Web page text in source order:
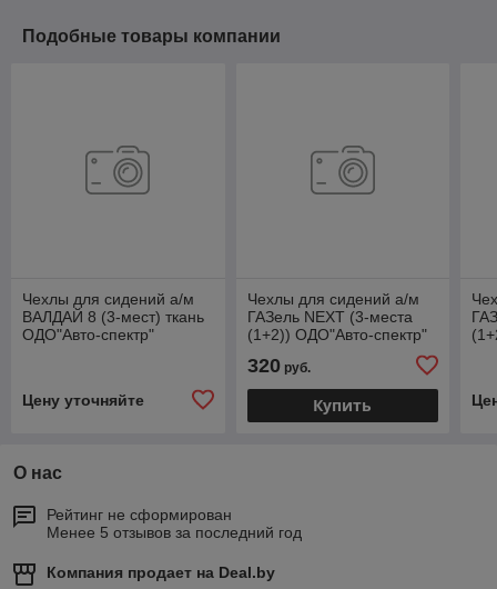
Подобные товары компании
Чехлы для сидений а/м
ВАЛДАЙ 8 (3-мест) ткань
ОДО"Авто-спектр"
Цену уточняйте
Чехлы для сидений а/м
ГАЗель NEXT (3-места
(1+2)) ОДО"Авто-спектр"
320руб.
Купить
О нас
Рейтинг не сформирован
Менее 5 отзывов за последний год
Компания продает на Deal.by